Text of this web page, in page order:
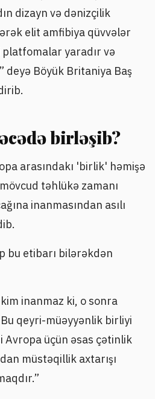
dizayn və dənizçilik
elit amfibiya qüvvələr
yaradır və
deyə Böyük Britaniya Baş
birləşib?
arasındakı 'birlik' həmişə
təhlükə zamanı
inanmasından asılı
bu etibarı bilərəkdən
inanmaz ki, o sonra
qeyri-müəyyənlik birliyi
üçün əsas çətinlik
müstəqillik axtarışı